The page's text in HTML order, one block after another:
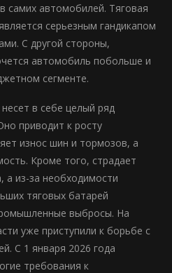
самих автомобилей. Тяговая
серьезным гандикапом
С другой стороны,
автомобиль побольше и
сегменте.
в себе целый ряд
приводит к росту
износ шин и тормозов, а
Кроме того, страдает
а из-за необходимости
тяговых батарей
выбросы. На
уже приступили к борьбе с
С 1 января 2026 года
требования к